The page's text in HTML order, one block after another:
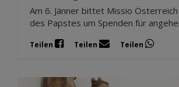
Am 6. Jänner bittet Missio
des Papstes um Spenden für
Teilen Teilen Teilen